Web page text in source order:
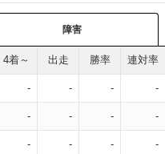
障害
4着～ 出走 勝率 連対率
- - - -
- - - -
- - - -